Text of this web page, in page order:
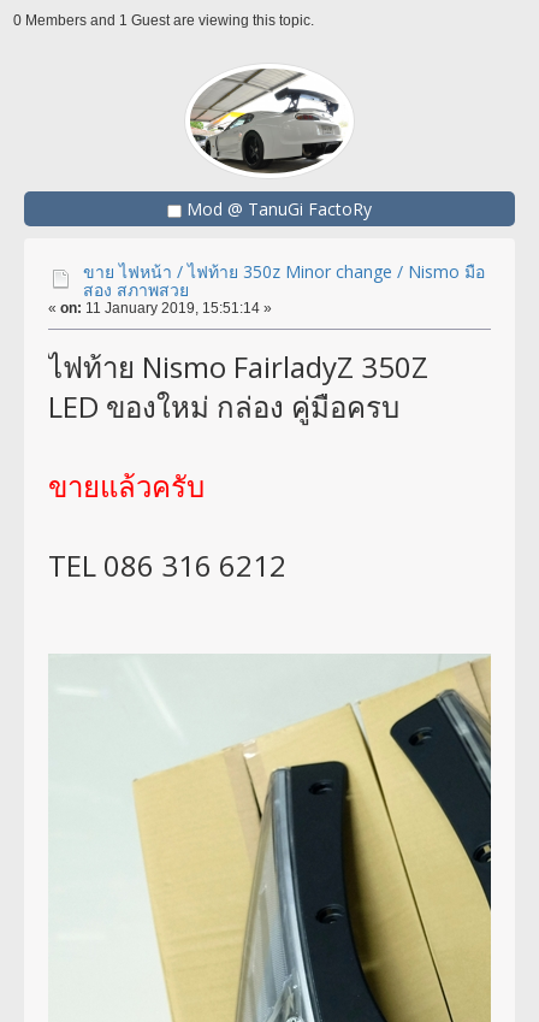
0 Members and 1 Guest are viewing this topic.
Mod @ TanuGi FactoRy
ขาย ไฟหน้า / ไฟท้าย 350z Minor change / Nismo มือ
สอง สภาพสวย
« on: 11 January 2019, 15:51:14 »
ไฟท้าย Nismo FairladyZ 350Z
LED ของใหม่ กล่อง คู่มือครบ
ขายแล้วครับ
TEL 086 316 6212